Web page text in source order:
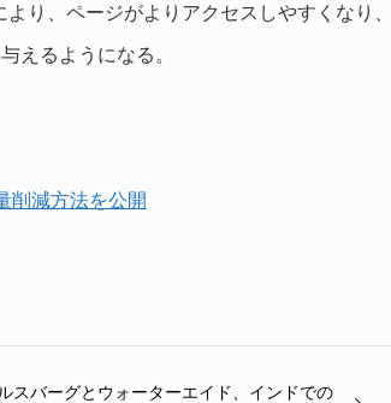
り、ページがよりアクセスしやすくなり、
えるようになる。
削減方法を公開
スバーグとウォーターエイド、インドでの